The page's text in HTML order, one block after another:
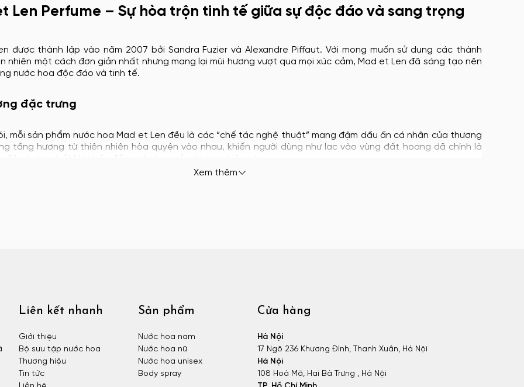
Len Perfume – Sự hòa trộn tinh tế giữa sự độc đáo và sang trọng
được thành lập vào năm 2007 bởi Sandra Fuzier và Alexandre Piffaut. Với mong muốn sử dụng các thành
nhiên một cách đơn giản nhất nhưng mang lại mùi hương vượt qua mọi xúc cảm, Mad et Len đã sáng tạo nên
nước hoa độc đáo và tinh tế.
đặc trưng
mỗi sản phẩm nước hoa Mad et Len đều là các “chế tác nghệ thuật” mang đậm dấu ấn cá nhân của thương
tầng hương từ thiên nhiên hòa quyện vào nhau, khiến người dùng như lạc vào vùng đất hoang dã chính là
đặc trưng nhất khi nhắc đến nước hoa của thương hiệu này.
Xem thêm
Liên kết nhanh
Giới thiệu
Bộ sưu tập nước hoa
Thương hiệu
Tin tức
Sản phẩm
Nước hoa nam
Nước hoa nữ
Nước hoa unisex
Body spray
Cửa hàng
Hà Nội
17 Ngõ 236 Khương Đình, Thanh Xuân, Hà Nội
Hà Nội
108 Hoà Mã, Hai Bà Trưng , Hà Nội